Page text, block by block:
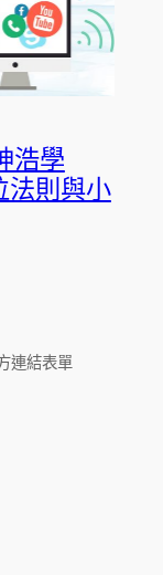
浩學
法則與小
連結表單